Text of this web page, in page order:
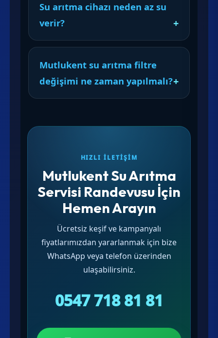
Su arıtma cihazı neden az su
verir?
Mutlukent su arıtma filtre
değişimi ne zaman yapılmalı?
HIZLI İLETIŞIM
Mutlukent Su Arıtma
Servisi Randevusu İçin
Hemen Arayın
Ücretsiz keşif ve kampanyalı
fiyatlarımızdan yararlanmak için bize
WhatsApp veya telefon üzerinden
ulaşabilirsiniz.
0547 718 81 81